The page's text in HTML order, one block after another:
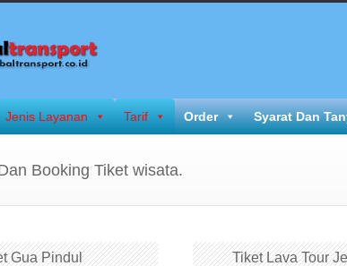
Jenis Layanan Tarif Order Syarat Dan
Booking Tiket wisata.
Gua Pindul Tiket Lava Tour